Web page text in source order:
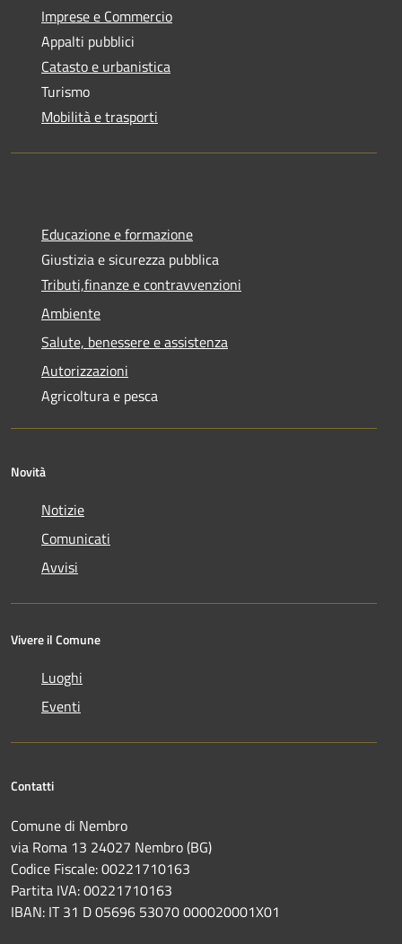
Imprese e Commercio
Appalti pubblici
Catasto e urbanistica
Turismo
Mobilità e trasporti
Educazione e formazione
Giustizia e sicurezza pubblica
Tributi,finanze e contravvenzioni
Ambiente
Salute, benessere e assistenza
Autorizzazioni
Agricoltura e pesca
Novità
Notizie
Comunicati
Avvisi
Vivere il Comune
Luoghi
Eventi
Contatti
Comune di Nembro
via Roma 13 24027 Nembro (BG)
Codice Fiscale: 00221710163
Partita IVA: 00221710163
IBAN: IT 31 D 05696 53070 000020001X01